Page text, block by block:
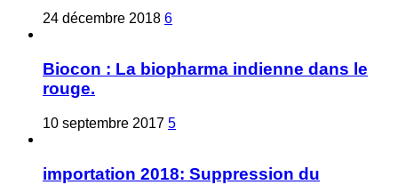
24 décembre 2018 6
Biocon : La biopharma indienne dans le
rouge.
10 septembre 2017 5
importation 2018: Suppression du